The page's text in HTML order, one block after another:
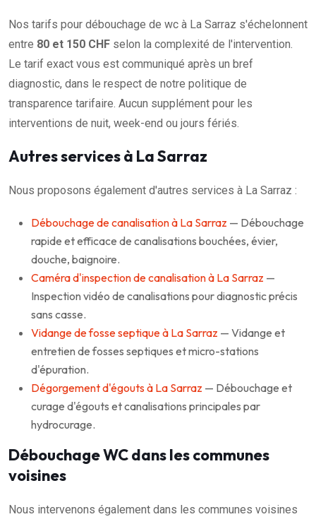
Nos tarifs pour débouchage de wc à La Sarraz s'échelonnent
entre 80 et 150 CHF selon la complexité de l'intervention.
Le tarif exact vous est communiqué après un bref
diagnostic, dans le respect de notre politique de
transparence tarifaire. Aucun supplément pour les
interventions de nuit, week-end ou jours fériés.
Autres services à La Sarraz
Nous proposons également d'autres services à La Sarraz :
Débouchage de canalisation à La Sarraz — Débouchage
rapide et efficace de canalisations bouchées, évier,
douche, baignoire.
Caméra d'inspection de canalisation à La Sarraz —
Inspection vidéo de canalisations pour diagnostic précis
sans casse.
Vidange de fosse septique à La Sarraz — Vidange et
entretien de fosses septiques et micro-stations
d'épuration.
Dégorgement d'égouts à La Sarraz — Débouchage et
curage d'égouts et canalisations principales par
hydrocurage.
Débouchage WC dans les communes
voisines
Nous intervenons également dans les communes voisines